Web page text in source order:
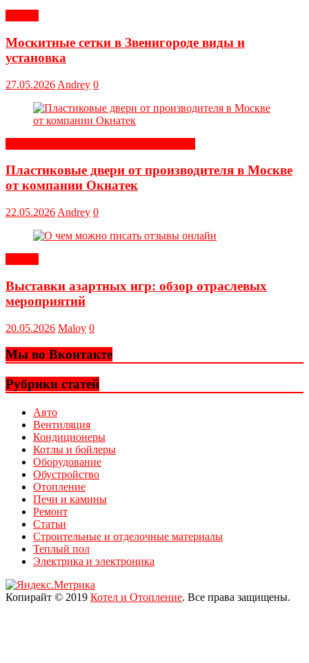
Москитные сетки в Звенигороде виды и
установка
27.05.2026 Andrey 0
Пластиковые двери от производителя в Москве
от компании Окнатек
22.05.2026 Andrey 0
Выставки азартных игр: обзор отраслевых
мероприятий
20.05.2026 Maloy 0
Мы во Вконтакте
Рубрики статей
Авто
Вентиляция
Кондиционеры
Котлы и бойлеры
Оборудование
Обустройство
Отопление
Печи и камины
Ремонт
Статьи
Строительные и отделочные материалы
Теплый пол
Электрика и электроника
Копирайт © 2019 Котел и Отопление. Все права защищены.